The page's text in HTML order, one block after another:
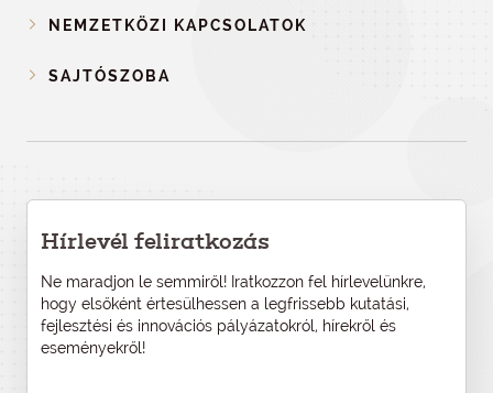
NEMZETKÖZI KAPCSOLATOK
SAJTÓSZOBA
Hírlevél feliratkozás
Ne maradjon le semmiről! Iratkozzon fel hírlevelünkre,
hogy elsőként értesülhessen a legfrissebb kutatási,
fejlesztési és innovációs pályázatokról, hírekről és
eseményekről!